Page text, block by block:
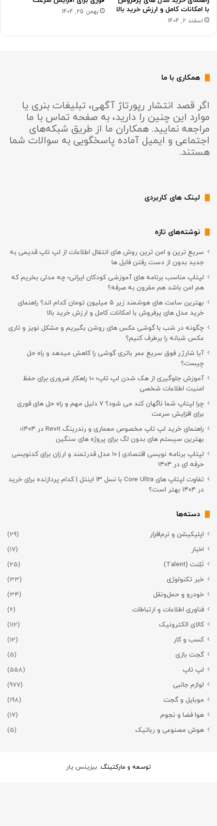
با امکانات کامل و ارزش خرید بالا
اسفند 2, 1404
بهمن 25, 1404
همکاری با ما
اگر قصد انتشار رپورتاژ آگهی، تبلیغات بنری یا
موارد این چنین را دارید، به صفحه تماس با ما
مراجعه نمایید. همکاران ما از طریق شبکه‌های
اجتماعی و ایمیل آماده پاسخگویی به سوالات شما
هستند.
لینک های کاربردی
نوشته‌های تازه
سریع ترین و امن ترین روش های انتقال اطلاعات از لپ تاپ قدیمی به
جدید بدون از دست رفتن فایل ها
لپتاپ مناسب برنامه های آموزشی کودکان ایرانی؛ چه مدلی بخریم که
هم امن باشد هم مقرون به صرفه؟
بهترین ساعت های هوشمند زیر ۵ میلیون تومان کدام اند؟ راهنمای
خرید مدل های پرفروش با امکانات کامل و ارزش خرید بالا
چگونه در شب با گوشی عکس های روشن بگیریم و مشکل نویز و تاری
عکس شبانه را برطرف کنیم؟
آیا شارژر فوق سریع عمر باتری گوشی را کاهش میدهد و راه حل
چیست؟
آموزش جلوگیری از هک شدن لپ تاپ؛ 10 راهکار ضروری برای حفظ
امنیت اطلاعات شخصی
چرا لپتاپ شما ناگهان کند می شود؟ ۷ دلیل مهم و راه حل های فوری
برای افزایش سرعت
راهنمای خرید لپ تاپ مخصوص معماری و رندرینگ Revit در ۱۴۰۴؛
بهترین سیستم های بدون لگ برای پروژه های سنگین
لپتاپ برنامه نویسی اقتصادی | ۱۰ مدل قدرتمند و ارزان برای کدنویسی
حرفه ای در ۱۴۰۴
تفاوت لپتاپ های Core Ultra با نسل ۱۳ اینتل | کدام پردازنده برای خرید
در ۱۴۰۴ بهتر است؟
دسته‌ها
اپلیکیشن و نرم‌افزار
(29)
اخبار
(17)
تَلِنت (Talent)
(25)
خبر تکنولوژی
(33)
خودرو و حمل‌و‌نقل
(34)
فناوری اطلاعات و ارتباطات
(6)
کالای الکترونیک
(112)
کسب و کار
(12)
گجت بازی
(5)
لپ تاپ
(558)
لوازم جانبی
(977)
موبایل و گجت
(198)
هوا فضا و نجوم
(17)
هوش مصنوعی و رباتیک
(5)
توسعه و مارکتینگ: بیزینس یار